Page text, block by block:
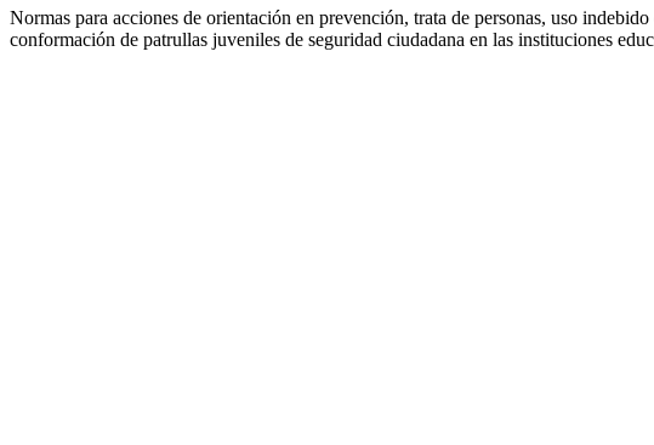
Normas para acciones de orientación en prevención, trata de personas, uso
conformación de patrullas juveniles de seguridad ciudadana en las instituciones